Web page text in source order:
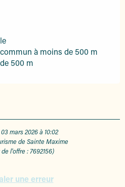
à moins de 500 m
500 m
mars 2026 à 10:02
de Sainte Maxime
l'offre :7692156)
une erreur